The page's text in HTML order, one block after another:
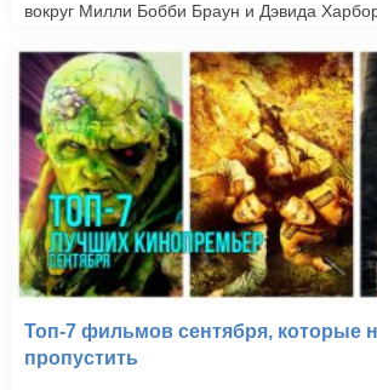
вокруг Милли Бобби Браун и Дэвида
Топ-7 фильмов сентября, которые
пропустить